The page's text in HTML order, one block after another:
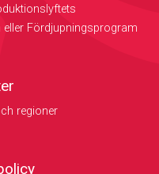
Fördjupningsprogram
regioner